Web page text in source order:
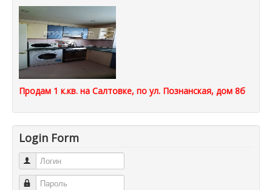
Продам 1 к.кв. на Салтовке, по ул. Познанская, дом 8б
Login Form
Логин
Пароль